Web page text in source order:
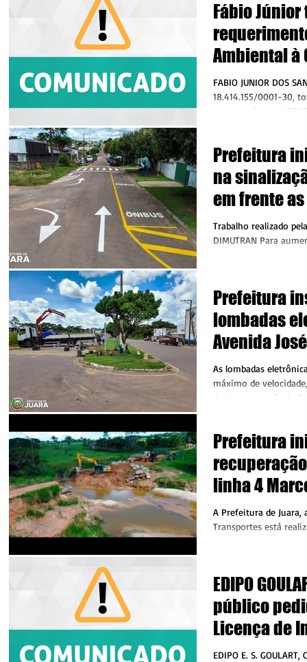
Fábio
Ambiental à
Jato, de
FABIO JUNIOR DOS
18.414.155/0001-30,
requereu junto a
Prefeitura
na
em frente
Juara
Trabalho realizado
DIMUTRAN Para
alunos, pais e
Prefeitura
lombadas
Avenida
Bezerra
As lombadas
máximo de
de Juara, através do
Prefeitura
linha 4
A Prefeitura de Juara,
Transportes está
EDIPO
público
Licença de
Operação
EDIPO E. S. GOULART,